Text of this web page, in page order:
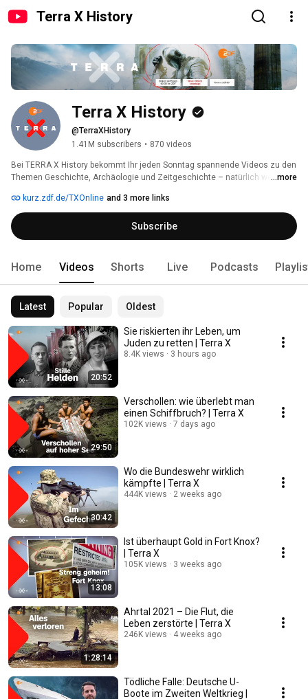
Terra X History
Terra X History
@TerraXHistory
1.41M subscribers • 870 videos
Bei TERRA X History bekommt Ihr jeden Sonntag spannende Videos zu den
Themen Geschichte, Archäologie und Zeitgeschichte – natürlich werbefrei
objektiv media.
...more
kurz.zdf.de/TXOnline and 3 more links
Subscribe
Home Videos Shorts Live Podcasts
Latest Popular Oldest
20:52
Sie riskierten ihr Leben, um
Juden zu retten | Terra X
8.4K views 3 hours ago
29:50
Verschollen: wie überlebt man
einen Schiffbruch? | Terra X
102K views 7 days ago
30:42
Wo die Bundeswehr wirklich
kämpfte | Terra X
444K views 2 weeks ago
13:08
Ist überhaupt Gold in Fort Knox?
| Terra X
105K views 3 weeks ago
1:28:14
Ahrtal 2021 – Die Flut, die
Leben zerstörte | Terra X
246K views 4 weeks ago
Tödliche Falle: Deutsche U-
Boote im Zweiten Weltkrieg |